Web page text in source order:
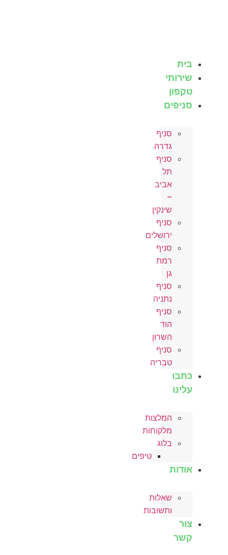
בית
שירותי
טקפון
סניפים
סניף
גדרה
סניף
אביב
שינקין
סניף
ירושלים
סניף
סניף
נתניה
סניף
השרון
סניף
טבריה
כתבו
עלינו
המלצות
מלקוחות
בלוג
טיפים
אודות
שאלות
ותשובות
צור
קשר